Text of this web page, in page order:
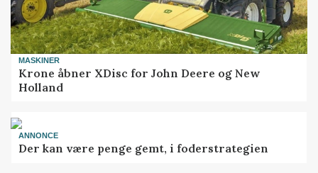
MASKINER
Krone åbner XDisc for John Deere og New
Holland
ANNONCE
Der kan være penge gemt, i foderstrategien